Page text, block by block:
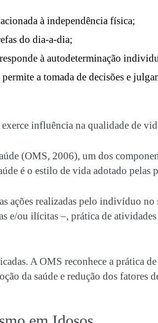
à independência física;
do dia-a-dia;
à autodeterminação
a tomada de decisões e
exerce influência na qualidade de
(OMS, 2006), um dos
é o estilo de vida adotado pelas
ações realizadas pelo indivíduo no
e/ou ilícitas –, prática de
A OMS reconhece a prática
da saúde e redução dos fatores